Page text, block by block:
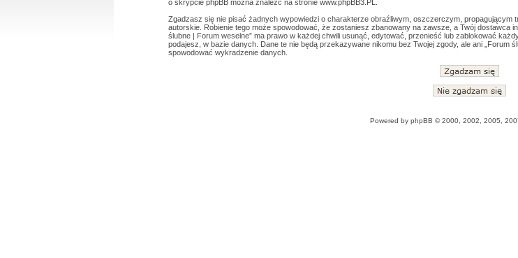
o skrypcie phpBB można znaleźć na stronie www.phpBB3.PL
Zgadzasz się nie pisać żadnych wypowiedzi o charakterze obraźliwym, oszczerczym, propagującym
autorskie. Robienie tego może spowodować, że zostaniesz zbanowany na zawsze, a Twój dostawca
ślubne | Forum weselne” ma prawo w każdej chwili usunąć, edytować, przenieść lub zablokować
podajesz, w bazie danych. Dane te nie będą przekazywane nikomu bez Twojej zgody, ale ani „Forum
spowodować wykradzenie danych.
Powered by phpBB © 2000, 2002, 2005,